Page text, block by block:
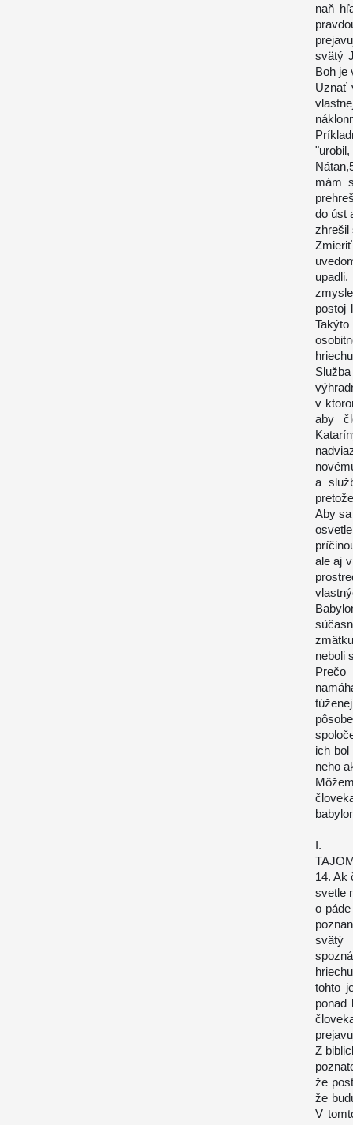
naň
svätý
Boh je
Uznať
mám
do úst
zhrešil
postoj
v
aby
a
Aby
ale aj
neboli
Prečo
ich
neho
I.
14. Ak
svetle
o
svätý
tohto
ponad
Z
že
že
V